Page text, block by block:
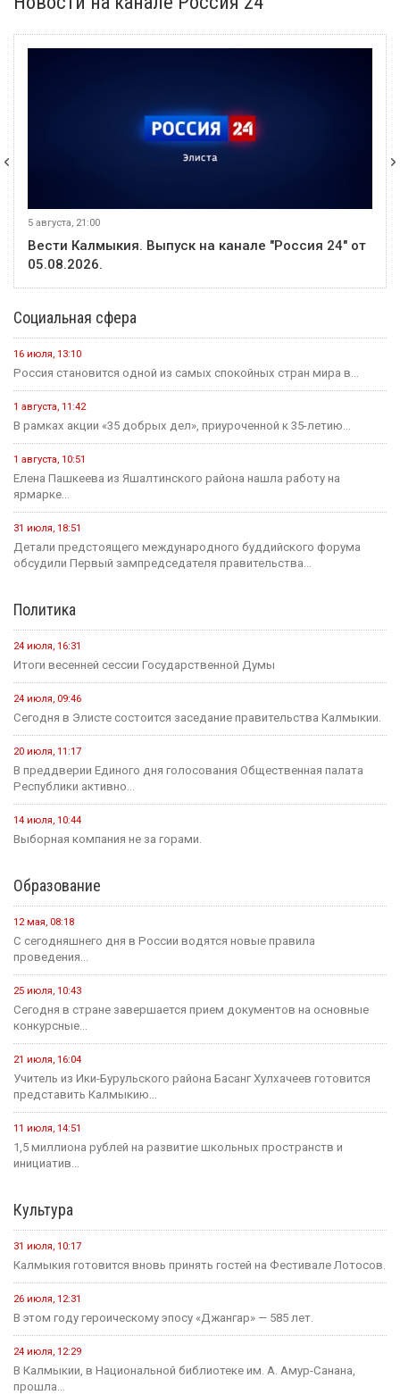
5 августа, 21:00
Вести Калмыкия. Выпуск на канале "Россия 24" от
05.08.2026.
Социальная сфера
16 июля, 13:10
Россия становится одной из самых спокойных стран мира в...
1 августа, 11:42
В рамках акции «35 добрых дел», приуроченной к 35-летию...
1 августа, 10:51
Елена Пашкеева из Яшалтинского района нашла работу на
ярмарке...
31 июля, 18:51
Детали предстоящего международного буддийского форума
обсудили Первый зампредседателя правительства...
Политика
24 июля, 16:31
Итоги весенней сессии Государственной Думы
24 июля, 09:46
Сегодня в Элисте состоится заседание правительства Калмыкии.
20 июля, 11:17
В преддверии Единого дня голосования Общественная палата
Республики активно...
14 июля, 10:44
Выборная компания не за горами.
Образование
12 мая, 08:18
С сегодняшнего дня в России водятся новые правила
проведения...
25 июля, 10:43
Сегодня в стране завершается прием документов на основные
конкурсные...
21 июля, 16:04
Учитель из Ики-Бурульского района Басанг Хулхачеев готовится
представить Калмыкию...
11 июля, 14:51
1,5 миллиона рублей на развитие школьных пространств и
инициатив...
Культура
31 июля, 10:17
Калмыкия готовится вновь принять гостей на Фестивале Лотосов.
26 июля, 12:31
В этом году героическому эпосу «Джангар» — 585 лет.
24 июля, 12:29
В Калмыкии, в Национальной библиотеке им. А. Амур-Санана,
прошла...